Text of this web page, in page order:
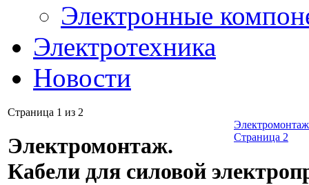
Электронные
Электротехника
Новости
Страница 2
Страница 1 из 2
Электромонтаж.
Кабели для силовой